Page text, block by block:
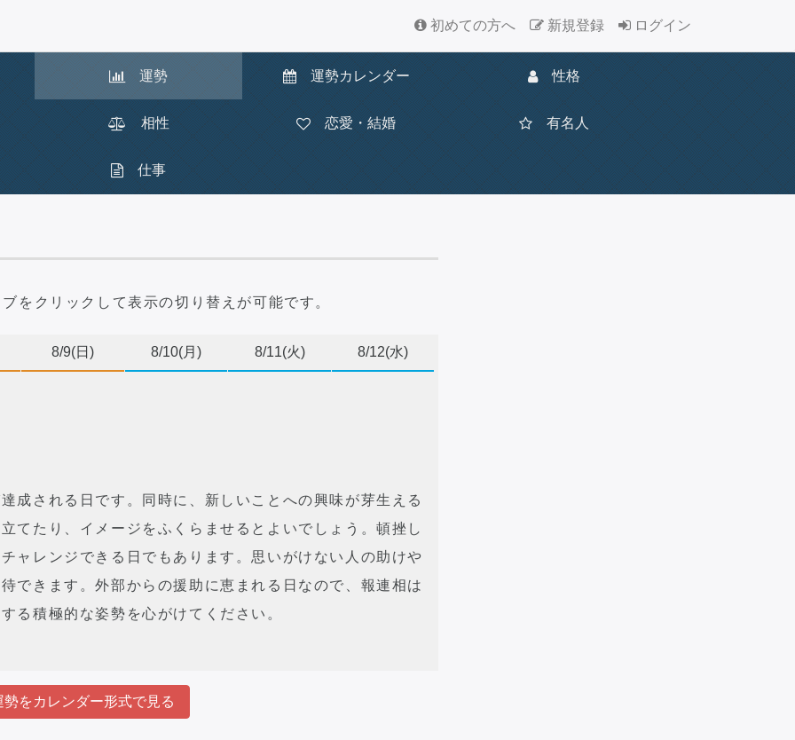
初めての方へ 新規登録 ログイン
運勢 運勢カレンダー 性格
相性 恋愛・結婚 有名人
仕事
をクリック して表示の切り替えが可能です。
8/9(日) 8/10(月) 8/11(火) 8/12(水)
成される日です。同時に、新しいことへの興味が芽生える
てたり、イメージをふくらませるとよいでしょう。頓挫し
ャレンジできる日でもあります。思いがけない人の助けや
できます。外部からの援助に恵まれる日なので、報連相は
る積極的な姿勢を心がけてください。
をカレンダー形式で見る